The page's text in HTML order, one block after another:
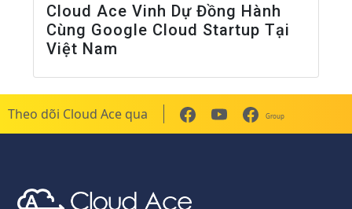
Cloud Ace Vinh Dự Đồng Hành
Cùng Google Cloud Startup Tại
Việt Nam
Theo dõi Cloud Ace qua Group